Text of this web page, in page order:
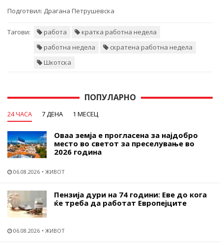
Подготвил: Драгана Петрушевска
Тагови: работа
кратка работна недела
работна недела
скратена работна недела
Шкотска
ПОПУЛАРНО
24 ЧАСА 7 ДЕНА 1 МЕСЕЦ
Оваа земја е прогласена за најдобро
место во светот за преселување во
2026 година
06.08.2026 ЖИВОТ
Пензија дури на 74 години: Еве до кога
ќе треба да работат Европејците
06.08.2026 ЖИВОТ